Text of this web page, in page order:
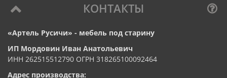
КОНТАКТЫ
«Артель Русичи» - мебель под старину
ИП Мордовин Иван Анатольевич
ИНН 262515512790 ОГРН 318265100092464
Адрес производства: